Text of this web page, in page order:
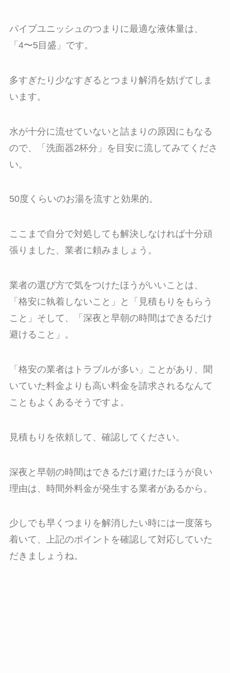
パイプユニッシュのつまりに最適な液体量は、
「4〜5目盛」です。
多すぎたり少なすぎるとつまり解消を妨げてしま
います。
水が十分に流せていないと詰まりの原因にもなる
ので、「洗面器2杯分」を目安に流してみてくださ
い。
50度くらいのお湯を流すと効果的。
ここまで自分で対処しても解決しなければ十分頑
張りました、業者に頼みましょう。
業者の選び方で気をつけたほうがいいことは、
「格安に執着しないこと」と「見積もりをもらう
こと」そして、「深夜と早朝の時間はできるだけ
避けること」。
「格安の業者はトラブルが多い」ことがあり、聞
いていた料金よりも高い料金を請求されるなんて
こともよくあるそうですよ。
見積もりを依頼して、確認してください。
深夜と早朝の時間はできるだけ避けたほうが良い
理由は、時間外料金が発生する業者があるから。
少しでも早くつまりを解消したい時には一度落ち
着いて、上記のポイントを確認して対応していた
だきましょうね。